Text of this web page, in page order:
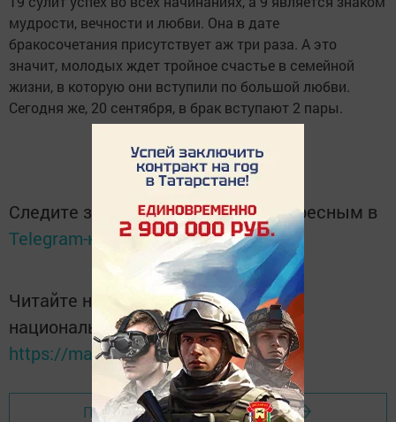
мудрости, вечности и любви. Она в дате
бракосочетания присутствует аж три раза. А это
значит, молодых ждет тройное счастье в семейной
жизни, в которую они вступили по большой любви.
Сегодня же, 20 сентября, в брак вступают 2 пары.
Следите за самым важным и интересным в
Telegram-каналеТатмедиа
Читайте новости Татарстана в
национальном мессенджере MАХ:
https://max.ru/tatmedia
Перейти на страницу новости